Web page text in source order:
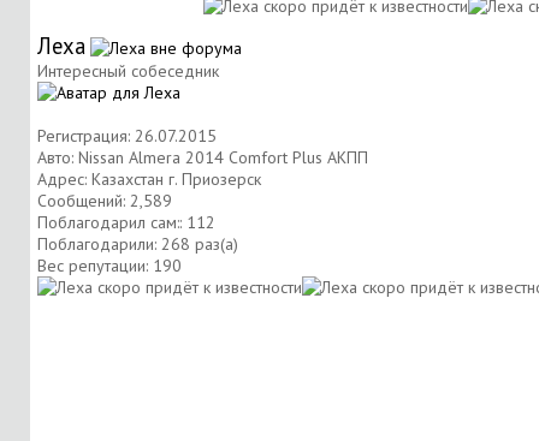
Леха
Интересный собеседник
Регистрация: 26.07.2015
Авто: Nissan Almera 2014 Comfort Plus АКПП
Адрес: Казахстан г. Приозерск
Сообщений: 2,589
Поблагодарил сам:: 112
Поблагодарили: 268 раз(а)
Вес репутации: 190